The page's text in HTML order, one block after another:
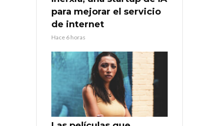
para mejorar el servicio
de internet
Hace 6 horas